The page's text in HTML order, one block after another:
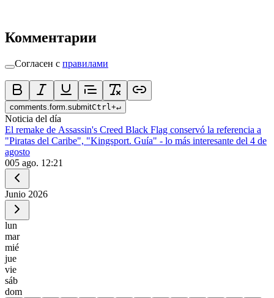
Комментарии
Согласен с правилами
comments.form.submitCtrl+↵
Noticia del día
El remake de Assassin's Creed Black Flag conservó la referencia a
"Piratas del Caribe", "Kingsport. Guía" - lo más interesante del 4 de
agosto
005 ago. 12:21
Junio 2026
lun
mar
mié
jue
vie
sáb
dom